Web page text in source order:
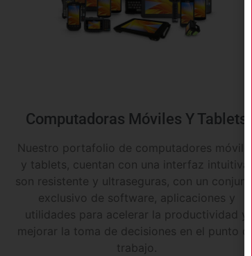
Computadoras Móviles Y Tablets
Nuestro portafolio de computadores móviles
y tablets, cuentan con una interfaz intuitiva,
son resistente y ultraseguras, con un conjunto
exclusivo de software, aplicaciones y
utilidades para acelerar la productividad y
mejorar la toma de decisiones en el punto de
trabajo.